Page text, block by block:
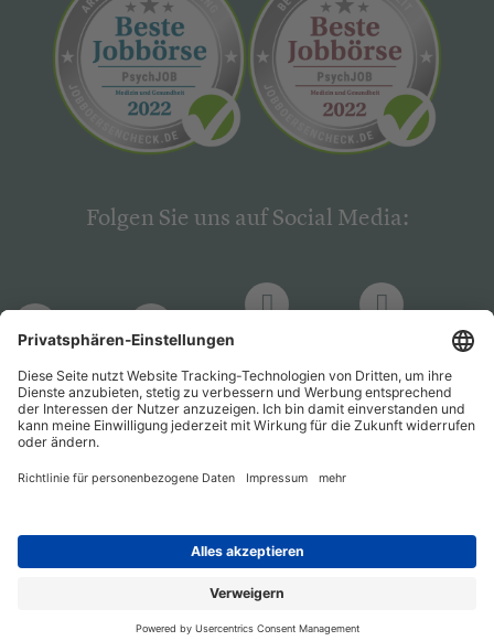
Folgen Sie uns auf Social Media:
PsychJOB PsychJOB
Hogrefe
Verlag
Hogrefe
Verlag
Entwickelt durchJobiqo